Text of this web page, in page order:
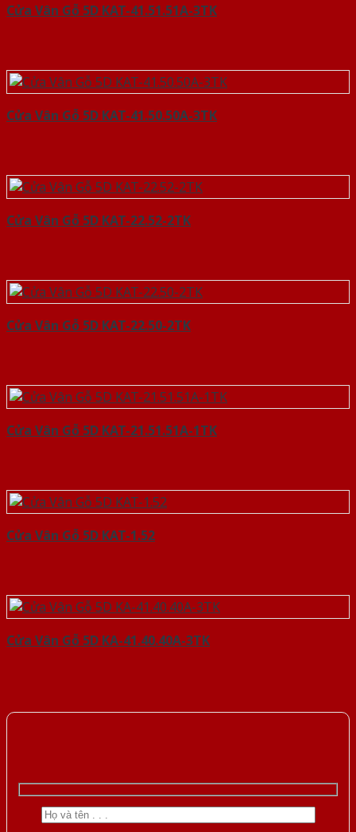
Cửa Vân Gỗ 5D KAT-41.51.51A-3TK
Cửa Vân Gỗ 5D KAT-41.50.50A-3TK
Cửa Vân Gỗ 5D KAT-22.52-2TK
Cửa Vân Gỗ 5D KAT-22.50-2TK
Cửa Vân Gỗ 5D KAT-21.51.51A-1TK
Cửa Vân Gỗ 5D KAT-1.52
Cửa Vân Gỗ 5D KA-41.40.40A-3TK